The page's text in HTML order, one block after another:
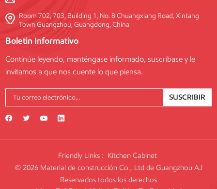
Room 702, 703, Building 1, No. 8 Chuangxiang Road, Xintang
Town Guangzhou, Guangdong, China
Boletin Informativo
Continúe leyendo, manténgase informado, suscríbase y le
invitamos a que nos cuente lo que piensa.
SUSCRIBIR
Friendly Links : Kitchen Cabinet
© 2026 Material de construcción Co., Ltd de Guangzhou AJ
Reservados todos los derechos